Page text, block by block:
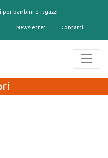
per bambini e ragazzi
Newsletter Contatti